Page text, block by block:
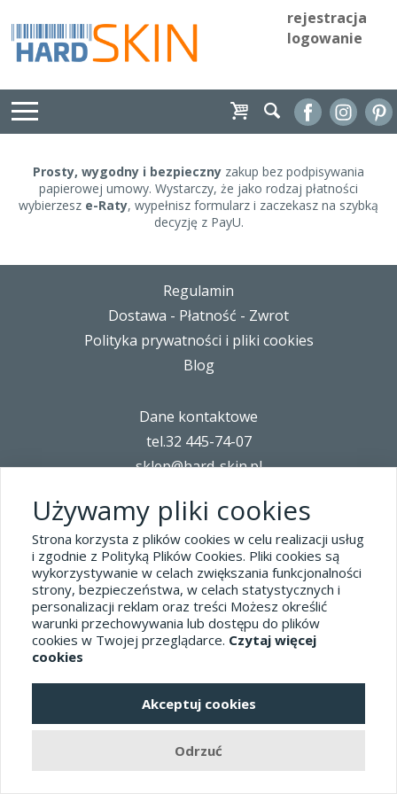
rejestracja
logowanie
Prosty, wygodny i bezpieczny zakup bez podpisywania
papierowej umowy. Wystarczy, że jako rodzaj płatności
wybierzesz e-Raty, wypełnisz formularz i zaczekasz na szybką
decyzję z PayU.
Regulamin
Dostawa - Płatność - Zwrot
Polityka prywatności i pliki cookies
Blog
Dane kontaktowe
tel.32 445-74-07
sklep@hard-skin.pl
Realizacja: KM7.pl
pełna wersja sklepu
Używamy pliki cookies
Strona korzysta z plików cookies w celu realizacji usług
i zgodnie z Polityką Plików Cookies. Pliki cookies są
wykorzystywanie w celach zwiększania funkcjonalności
strony, bezpieczeństwa, w celach statystycznych i
personalizacji reklam oraz treści Możesz określić
warunki przechowywania lub dostępu do plików
cookies w Twojej przeglądarce. Czytaj więcej
cookies
Akceptuj cookies
Odrzuć